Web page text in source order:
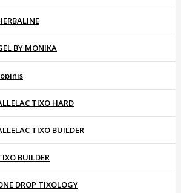
BY MONIKA
TIXO HARD
TIXO BUILDER
BUILDER
DROP TIXOLOGY